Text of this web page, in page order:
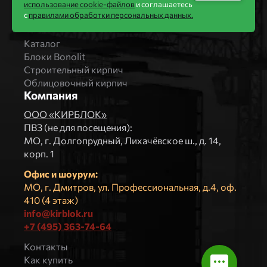
Вяземский кирпичный завод
Продукция
Каталог
Блоки Bonolit
Строительный кирпич
Облицовочный кирпич
Компания
ООО «КИРБЛОК»
ПВЗ (не для посещения):
МO, г. Долгопрудный, Лихачёвское ш., д. 14,
корп. 1
Офис и шоурум:
МО, г. Дмитров, ул. Профессиональная, д.4, оф.
410 (4 этаж)
info@kirblok.ru
+7 (495) 363-74-64
Контакты
Как купить
использование cookie-файлови соглашаетесь
справилами обработки персональных данных.